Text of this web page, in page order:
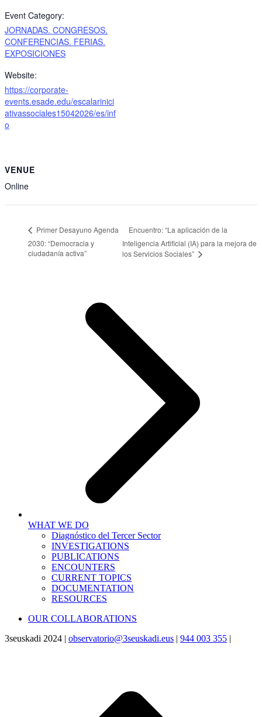
Event Category:
JORNADAS. CONGRESOS.
CONFERENCIAS. FERIAS.
EXPOSICIONES
Website:
https://corporate-
events.esade.edu/escalarinici
ativassociales15042026/es/inf
o
VENUE
Online
Primer Desayuno Agenda
2030: “Democracia y
ciudadanía activa”
Encuentro: “La aplicación de la
Inteligencia Artificial (IA) para la mejora de
los Servicios Sociales”
WHAT WE DO
Diagnóstico del Tercer Sector
INVESTIGATIONS
PUBLICATIONS
ENCOUNTERS
CURRENT TOPICS
DOCUMENTATION
RESOURCES
OUR COLLABORATIONS
3seuskadi 2024 | observatorio@3seuskadi.eus | 944 003 355 |